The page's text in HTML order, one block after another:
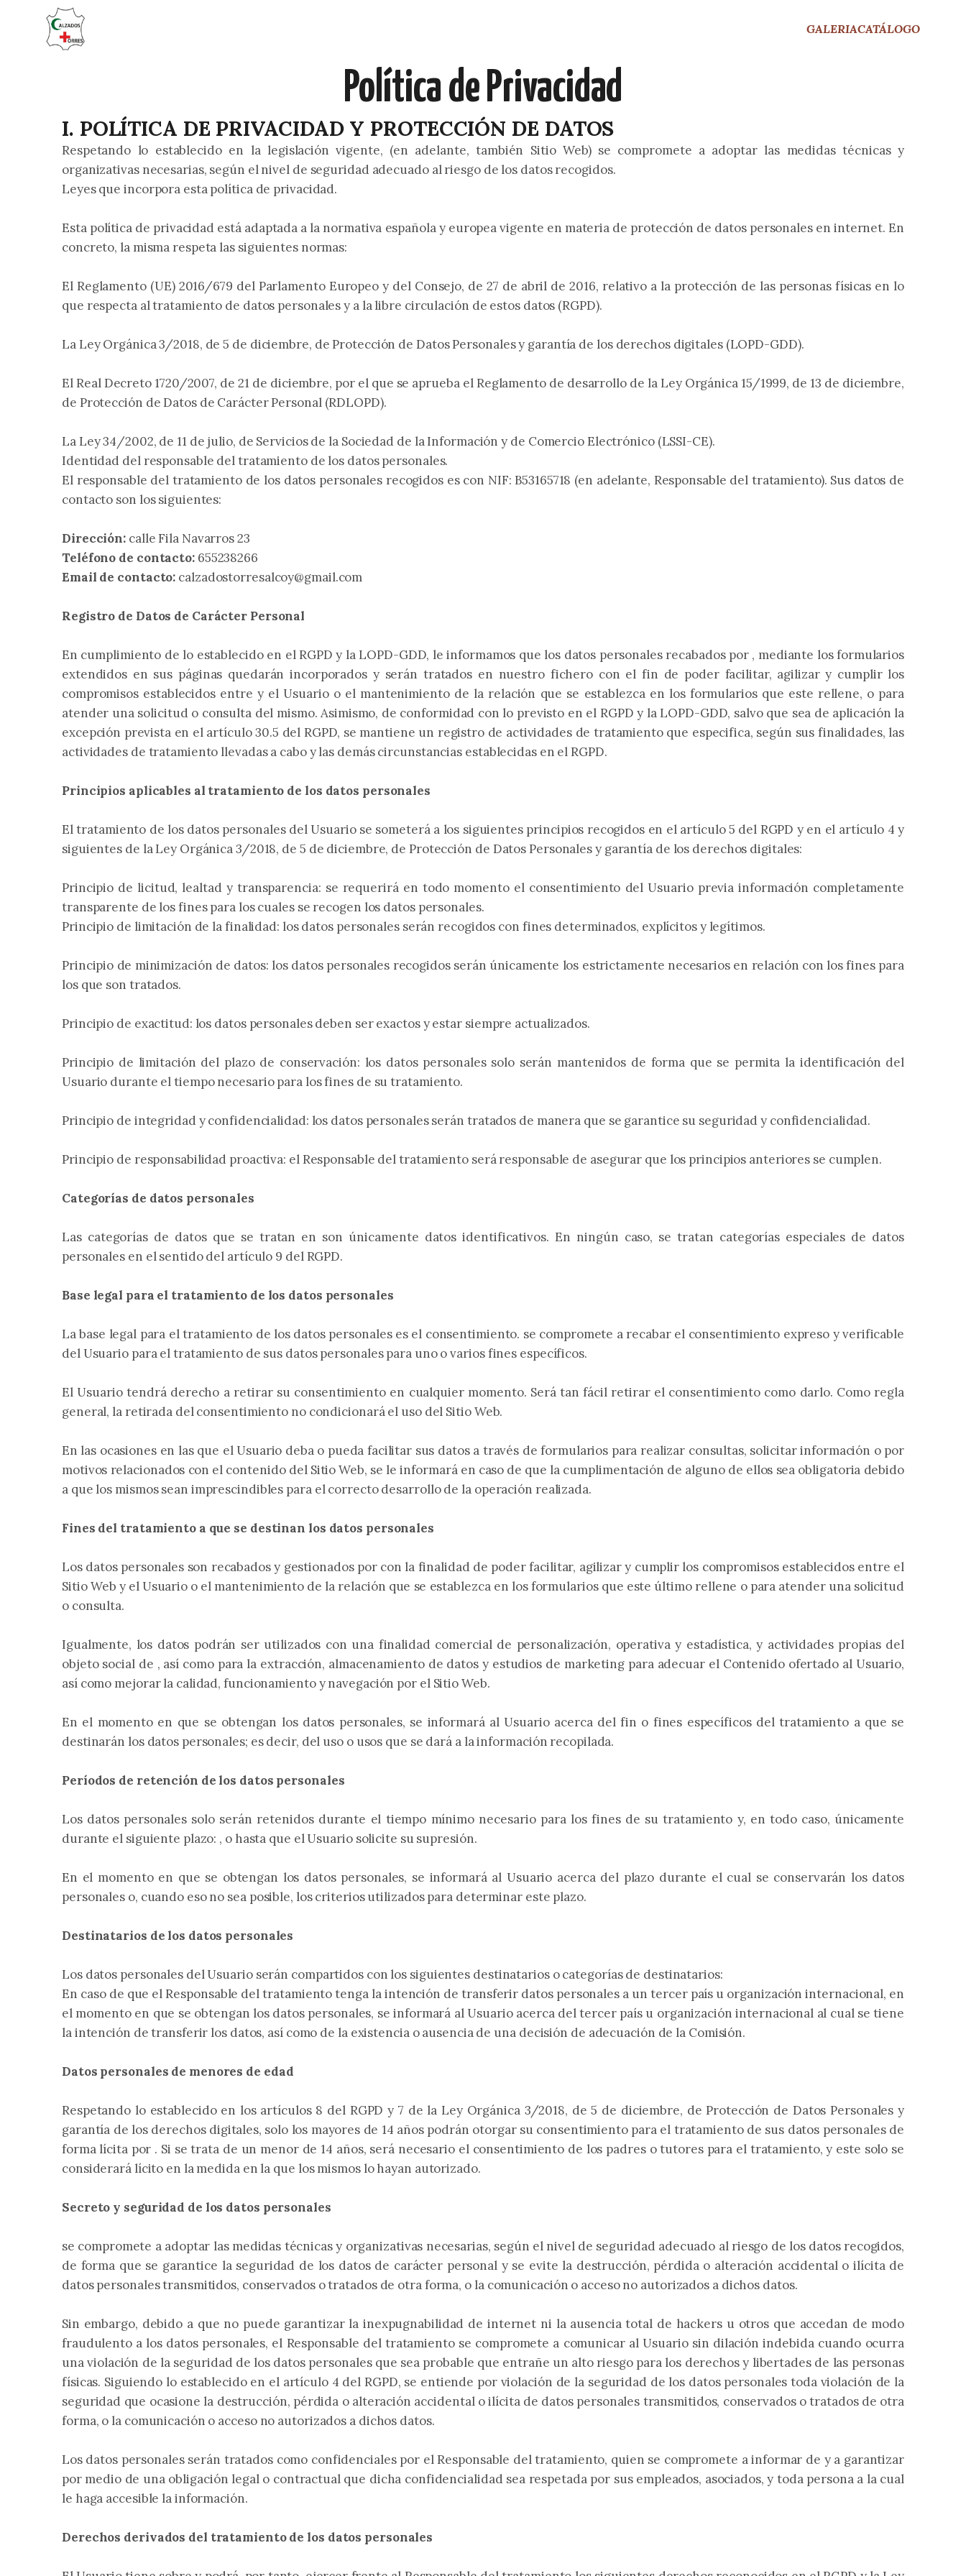
GALERIACATÁLOGO
Política de Privacidad
I. POLÍTICA DE PRIVACIDAD Y PROTECCIÓN DE DATOS
Respetando lo establecido en la legislación vigente, (en adelante, también Sitio Web) se compromete a adoptar las medidas técnicas y
organizativas necesarias, según el nivel de seguridad adecuado al riesgo de los datos recogidos.
Leyes que incorpora esta política de privacidad.
Esta política de privacidad está adaptada a la normativa española y europea vigente en materia de protección de datos personales en internet. En
concreto, la misma respeta las siguientes normas:
El Reglamento (UE) 2016/679 del Parlamento Europeo y del Consejo, de 27 de abril de 2016, relativo a la protección de las personas físicas en lo
que respecta al tratamiento de datos personales y a la libre circulación de estos datos (RGPD).
La Ley Orgánica 3/2018, de 5 de diciembre, de Protección de Datos Personales y garantía de los derechos digitales (LOPD-GDD).
El Real Decreto 1720/2007, de 21 de diciembre, por el que se aprueba el Reglamento de desarrollo de la Ley Orgánica 15/1999, de 13 de diciembre,
de Protección de Datos de Carácter Personal (RDLOPD).
La Ley 34/2002, de 11 de julio, de Servicios de la Sociedad de la Información y de Comercio Electrónico (LSSI-CE).
Identidad del responsable del tratamiento de los datos personales.
El responsable del tratamiento de los datos personales recogidos es con NIF: B53165718 (en adelante, Responsable del tratamiento). Sus datos de
contacto son los siguientes:
Dirección: calle Fila Navarros 23
Teléfono de contacto:655238266
Email de contacto: calzadostorresalcoy@gmail.com
Registro de Datos de Carácter Personal
En cumplimiento de lo establecido en el RGPD y la LOPD-GDD, le informamos que los datos personales recabados por , mediante los formularios
extendidos en sus páginas quedarán incorporados y serán tratados en nuestro fichero con el fin de poder facilitar, agilizar y cumplir los
compromisos establecidos entre y el Usuario o el mantenimiento de la relación que se establezca en los formularios que este rellene, o para
atender una solicitud o consulta del mismo. Asimismo, de conformidad con lo previsto en el RGPD y la LOPD-GDD, salvo que sea de aplicación la
excepción prevista en el artículo 30.5 del RGPD, se mantiene un registro de actividades de tratamiento que especifica, según sus finalidades, las
actividades de tratamiento llevadas a cabo y las demás circunstancias establecidas en el RGPD.
Principios aplicables al tratamiento de los datos personales
El tratamiento de los datos personales del Usuario se someterá a los siguientes principios recogidos en el artículo 5 del RGPD y en el artículo 4 y
siguientes de la Ley Orgánica 3/2018, de 5 de diciembre, de Protección de Datos Personales y garantía de los derechos digitales:
Principio de licitud, lealtad y transparencia: se requerirá en todo momento el consentimiento del Usuario previa información completamente
transparente de los fines para los cuales se recogen los datos personales.
Principio de limitación de la finalidad: los datos personales serán recogidos con fines determinados, explícitos y legítimos.
Principio de minimización de datos: los datos personales recogidos serán únicamente los estrictamente necesarios en relación con los fines para
los que son tratados.
Principio de exactitud: los datos personales deben ser exactos y estar siempre actualizados.
Principio de limitación del plazo de conservación: los datos personales solo serán mantenidos de forma que se permita la identificación del
Usuario durante el tiempo necesario para los fines de su tratamiento.
Principio de integridad y confidencialidad: los datos personales serán tratados de manera que se garantice su seguridad y confidencialidad.
Principio de responsabilidad proactiva: el Responsable del tratamiento será responsable de asegurar que los principios anteriores se cumplen.
Categorías de datos personales
Las categorías de datos que se tratan en son únicamente datos identificativos. En ningún caso, se tratan categorías especiales de datos
personales en el sentido del artículo 9 del RGPD.
Base legal para el tratamiento de los datos personales
La base legal para el tratamiento de los datos personales es el consentimiento. se compromete a recabar el consentimiento expreso y verificable
del Usuario para el tratamiento de sus datos personales para uno o varios fines específicos.
El Usuario tendrá derecho a retirar su consentimiento en cualquier momento. Será tan fácil retirar el consentimiento como darlo. Como regla
general, la retirada del consentimiento no condicionará el uso del Sitio Web.
En las ocasiones en las que el Usuario deba o pueda facilitar sus datos a través de formularios para realizar consultas, solicitar información o por
motivos relacionados con el contenido del Sitio Web, se le informará en caso de que la cumplimentación de alguno de ellos sea obligatoria debido
a que los mismos sean imprescindibles para el correcto desarrollo de la operación realizada.
Fines del tratamiento a que se destinan los datos personales
Los datos personales son recabados y gestionados por con la finalidad de poder facilitar, agilizar y cumplir los compromisos establecidos entre el
Sitio Web y el Usuario o el mantenimiento de la relación que se establezca en los formularios que este último rellene o para atender una solicitud
o consulta.
Igualmente, los datos podrán ser utilizados con una finalidad comercial de personalización, operativa y estadística, y actividades propias del
objeto social de , así como para la extracción, almacenamiento de datos y estudios de marketing para adecuar el Contenido ofertado al Usuario,
así como mejorar la calidad, funcionamiento y navegación por el Sitio Web.
En el momento en que se obtengan los datos personales, se informará al Usuario acerca del fin o fines específicos del tratamiento a que se
destinarán los datos personales; es decir, del uso o usos que se dará a la información recopilada.
Períodos de retención de los datos personales
Los datos personales solo serán retenidos durante el tiempo mínimo necesario para los fines de su tratamiento y, en todo caso, únicamente
durante el siguiente plazo: , o hasta que el Usuario solicite su supresión.
En el momento en que se obtengan los datos personales, se informará al Usuario acerca del plazo durante el cual se conservarán los datos
personales o, cuando eso no sea posible, los criterios utilizados para determinar este plazo.
Destinatarios de los datos personales
Los datos personales del Usuario serán compartidos con los siguientes destinatarios o categorías de destinatarios:
En caso de que el Responsable del tratamiento tenga la intención de transferir datos personales a un tercer país u organización internacional, en
el momento en que se obtengan los datos personales, se informará al Usuario acerca del tercer país u organización internacional al cual se tiene
la intención de transferir los datos, así como de la existencia o ausencia de una decisión de adecuación de la Comisión.
Datos personales de menores de edad
Respetando lo establecido en los artículos 8 del RGPD y 7 de la Ley Orgánica 3/2018, de 5 de diciembre, de Protección de Datos Personales y
garantía de los derechos digitales, solo los mayores de 14 años podrán otorgar su consentimiento para el tratamiento de sus datos personales de
forma lícita por . Si se trata de un menor de 14 años, será necesario el consentimiento de los padres o tutores para el tratamiento, y este solo se
considerará lícito en la medida en la que los mismos lo hayan autorizado.
Secreto y seguridad de los datos personales
se compromete a adoptar las medidas técnicas y organizativas necesarias, según el nivel de seguridad adecuado al riesgo de los datos recogidos,
de forma que se garantice la seguridad de los datos de carácter personal y se evite la destrucción, pérdida o alteración accidental o ilícita de
datos personales transmitidos, conservados o tratados de otra forma, o la comunicación o acceso no autorizados a dichos datos.
Sin embargo, debido a que no puede garantizar la inexpugnabilidad de internet ni la ausencia total de hackers u otros que accedan de modo
fraudulento a los datos personales, el Responsable del tratamiento se compromete a comunicar al Usuario sin dilación indebida cuando ocurra
una violación de la seguridad de los datos personales que sea probable que entrañe un alto riesgo para los derechos y libertades de las personas
físicas. Siguiendo lo establecido en el artículo 4 del RGPD, se entiende por violación de la seguridad de los datos personales toda violación de la
seguridad que ocasione la destrucción, pérdida o alteración accidental o ilícita de datos personales transmitidos, conservados o tratados de otra
forma, o la comunicación o acceso no autorizados a dichos datos.
Los datos personales serán tratados como confidenciales por el Responsable del tratamiento, quien se compromete a informar de y a garantizar
por medio de una obligación legal o contractual que dicha confidencialidad sea respetada por sus empleados, asociados, y toda persona a la cual
le haga accesible la información.
Derechos derivados del tratamiento de los datos personales